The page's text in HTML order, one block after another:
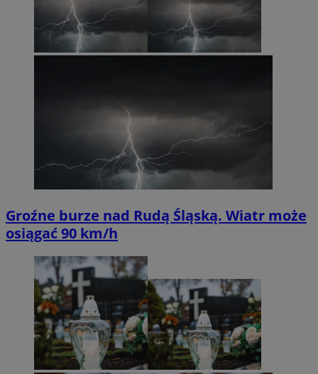
Groźne burze nad Rudą Śląską. Wiatr może
osiągać 90 km/h